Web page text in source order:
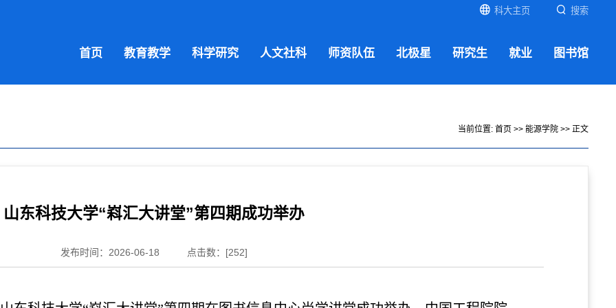
科大主页 搜索
首页 教育教学 科学研究 人文社科 师资队伍 北极星 研究生 就业 图书馆
当前位置: 首页 >> 能源学院>> 正文
山东科技大学“嵙汇大讲堂”第四期成功举办
发布时间：2026-06-18 点击数：[252]